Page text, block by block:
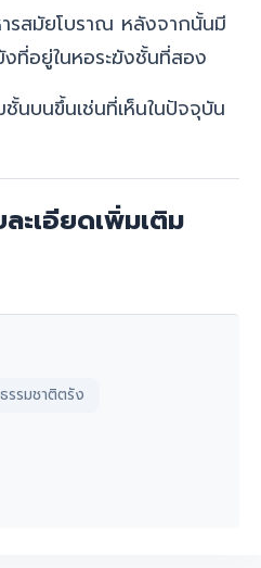
สมัยโบราณ หลังจากนั้นมี
งที่อยู่ในหอระฆังชั้นที่สอง
นบนขึ้นเช่นที่เห็นในปัจจุบัน
ะเอียดเพิ่มเติม
รรมชาติตรัง